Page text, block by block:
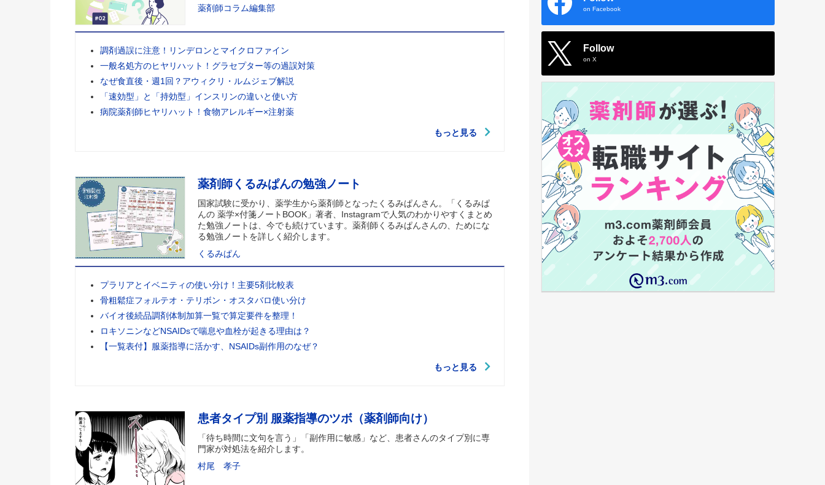
薬剤師コラム編集部
調剤過誤に注意！リンデロンとマイクロファイン
一般名処方のヒヤリハット！グラセプター等の過誤対策
なぜ食直後・週1回？アウィクリ・ルムジェブ解説
「速効型」と「持効型」インスリンの違いと使い方
病院薬剤師ヒヤリハット！食物アレルギー×注射薬
もっと見る
薬剤師くるみぱんの勉強ノート
国家試験に受かり、薬学生から薬剤師となったくるみぱんさん。「くるみぱ
んの 薬学×付箋ノートBOOK」著者、Instagramで人気のわかりやすくまとめ
た勉強ノートは、今でも続けています。薬剤師くるみぱんさんの、ためにな
る勉強ノートを詳しく紹介します。
くるみぱん
プラリアとイベニティの使い分け！主要5剤比較表
骨粗鬆症フォルテオ・テリボン・オスタバロ使い分け
バイオ後続品調剤体制加算一覧で算定要件を整理！
ロキソニンなどNSAIDsで喘息や血栓が起きる理由は？
【一覧表付】服薬指導に活かす、NSAIDs副作用のなぜ？
もっと見る
患者タイプ別 服薬指導のツボ（薬剤師向け）
「待ち時間に文句を言う」「副作用に敏感」など、患者さんのタイプ別に専
門家が対処法を紹介します。
村尾 孝子
on Facebook
Follow
on X